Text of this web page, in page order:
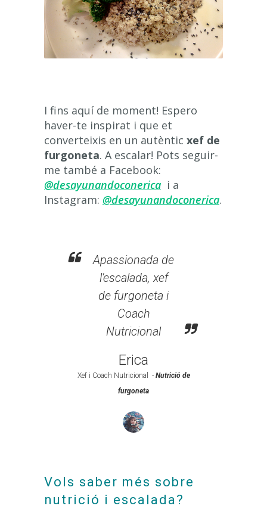
I fins aquí de moment! Espero
haver-te inspirat i que et
converteixis en un autèntic xef de
furgoneta. A escalar! Pots seguir-
me també a Facebook:
@desayunandoconerica i a
Instagram: @desayunandoconerica.
Apassionada de
l'escalada, xef
de furgoneta i
Coach
Nutricional
Erica
Xef i Coach Nutricional - Nutrició de
furgoneta
Vols saber més sobre
nutrició i escalada?